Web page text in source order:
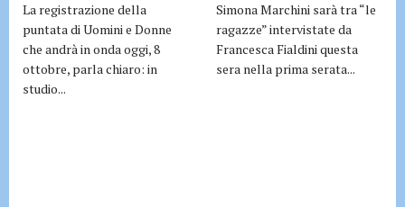
La registrazione della
puntata di Uomini e Donne
che andrà in onda oggi, 8
ottobre, parla chiaro: in
studio...
Simona Marchini sarà tra “le
ragazze” intervistate da
Francesca Fialdini questa
sera nella prima serata...